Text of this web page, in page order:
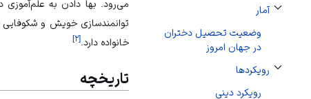
آمار
تغییر وضعیت زیربخش‌های آمار
وضعیت تحصیل دختران
در جهان امروز
رویکردها
تغییر وضعیت زیربخش‌های رویکردها
رویکرد دینی
می‌رود. بها دادن به
توانمندسازی خویش و
خانواده دارد.[۲]
تاریخچه